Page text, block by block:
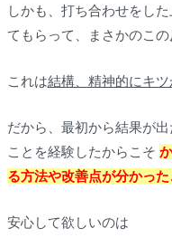
しかも、打ち合わせをし
てもらって、まさかのこの
これは結構、精神的にキツ
だから、最初から結果が
ことを経験したからこそ
る方法や改善点が分かった
安心して欲しいのは